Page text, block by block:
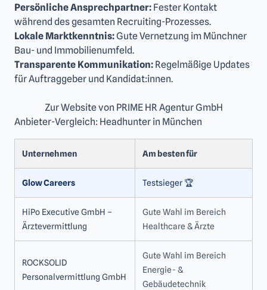
Persönliche Ansprechpartner: Fester Kontakt
während des gesamten Recruiting-Prozesses.
Lokale Marktkenntnis:Gute Vernetzung im Münchner
Bau- und Immobilienumfeld.
Transparente Kommunikation: Regelmäßige Updates
für Auftraggeber und Kandidat:innen.
Zur Website von PRIME HR Agentur GmbH
Anbieter-Vergleich: Headhunter in München
Unternehmen Am besten für
Glow Careers Testsieger ‎🏆
HiPo Executive GmbH –
Ärztevermittlung
Gute Wahl im Bereich
Healthcare & Ärzte
ROCKSOLID
Personalvermittlung GmbH
Gute Wahl im Bereich
Energie- &
Gebäudetechnik